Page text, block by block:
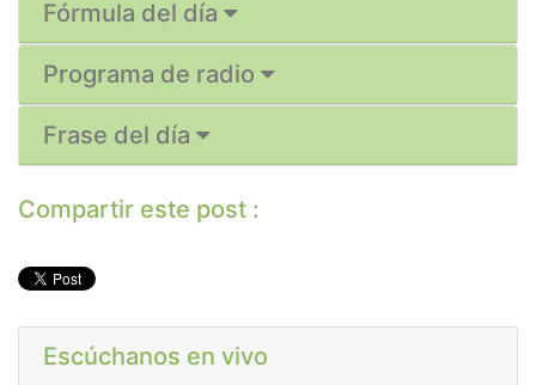
Fórmula del día
Programa de radio
Frase del día
Compartir este post :
Escúchanos en vivo